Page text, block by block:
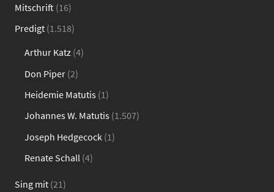
Mitschrift (16)
Predigt (1.518)
Arthur Katz (4)
Don Piper (2)
Heidemie Matutis (1)
Johannes W. Matutis (1.507)
Joseph Hedgecock (1)
Renate Schall (4)
Sing mit (21)